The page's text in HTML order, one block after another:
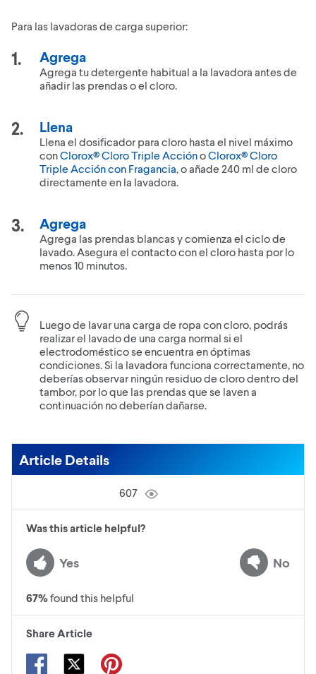
Para las lavadoras de carga superior:
Agrega
Agrega tu detergente habitual a la lavadora antes de
añadir las prendas o el cloro.
Llena
Llena el dosificador para cloro hasta el nivel máximo
conClorox® Cloro Triple AcciónoClorox® Cloro
Triple Acción con Fragancia, o añade 240 ml de cloro
directamente en la lavadora.
Agrega
Agrega las prendas blancas y comienza el ciclo de
lavado. Asegura el contacto con el cloro hasta por lo
menos 10 minutos.
Luego de lavar una carga de ropa con cloro, podrás
realizar el lavado de una carga normal si el
electrodoméstico se encuentra en óptimas
condiciones. Si la lavadora funciona correctamente, no
deberías observar ningún residuo de cloro dentro del
tambor, por lo que las prendas que se laven a
continuación no deberían dañarse.
Article Details
607
Was this article helpful?
Yes No
67%found this helpful
Share Article